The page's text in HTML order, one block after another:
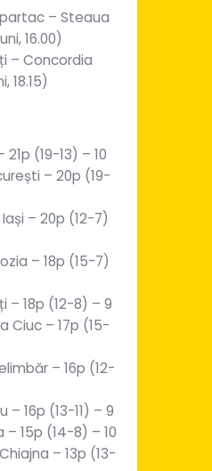
– Steaua
16.00)
– Concordia
18.15)
21p (19-13) – 10
– 20p (19-
– 20p (12-7)
– 18p (15-7)
– 18p (12-8) – 9
Ciuc – 17p (15-
– 16p (12-
– 16p (13-11) – 9
– 15p (14-8) – 10
– 13p (13-